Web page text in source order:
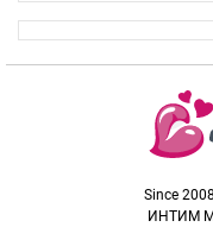
Since
ИНТИМ